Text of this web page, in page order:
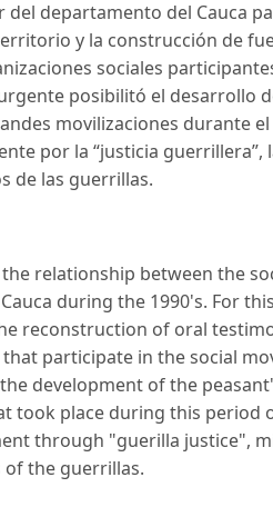
del departamento del Cauca
y la construcción de
sociales
posibilitó el desarrollo
movilizaciones durante
por la “justicia guerrillera”,
de las guerrillas.
relationship between the
during the 1990's. For
reconstruction of oral
participate in the social
development of the
took place during this period
through "guerilla justice",
of the guerrillas.